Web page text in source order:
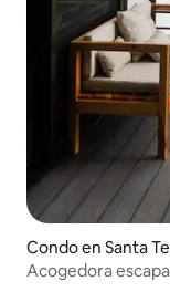
Condo en Santa
Acogedora